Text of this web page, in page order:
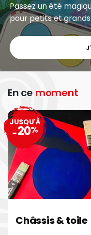
Passez un été
pour petits et
En ce moment
Châssis & toile
JUSQU'À
-20%